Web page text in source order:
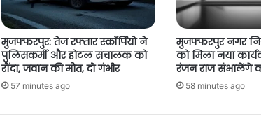
मुजफ्फरपुर: तेज रफ्तार स्कॉर्पियो ने
पुलिसकर्मी और होटल संचालक को
रौंदा, जवान की मौत, दो गंभीर
57 minutes ago
मुजफ्फरपुर नगर
को मिला नया
रंजन राज संभालेंगे
58 minutes ago